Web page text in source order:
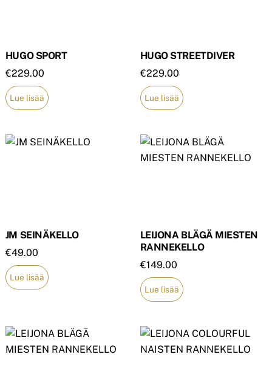
HUGO SPORT
€229.00
Lue lisää
HUGO STREETDIVER
€229.00
Lue lisää
JM SEINÄKELLO
€49.00
Lue lisää
LEIJONA BLÄGÄ MIESTEN
RANNEKELLO
€149.00
Lue lisää